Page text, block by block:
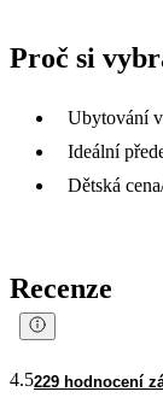
Proč si
Ubytování
Ideální
Dětská
Recenze
4.5229 hodnocení